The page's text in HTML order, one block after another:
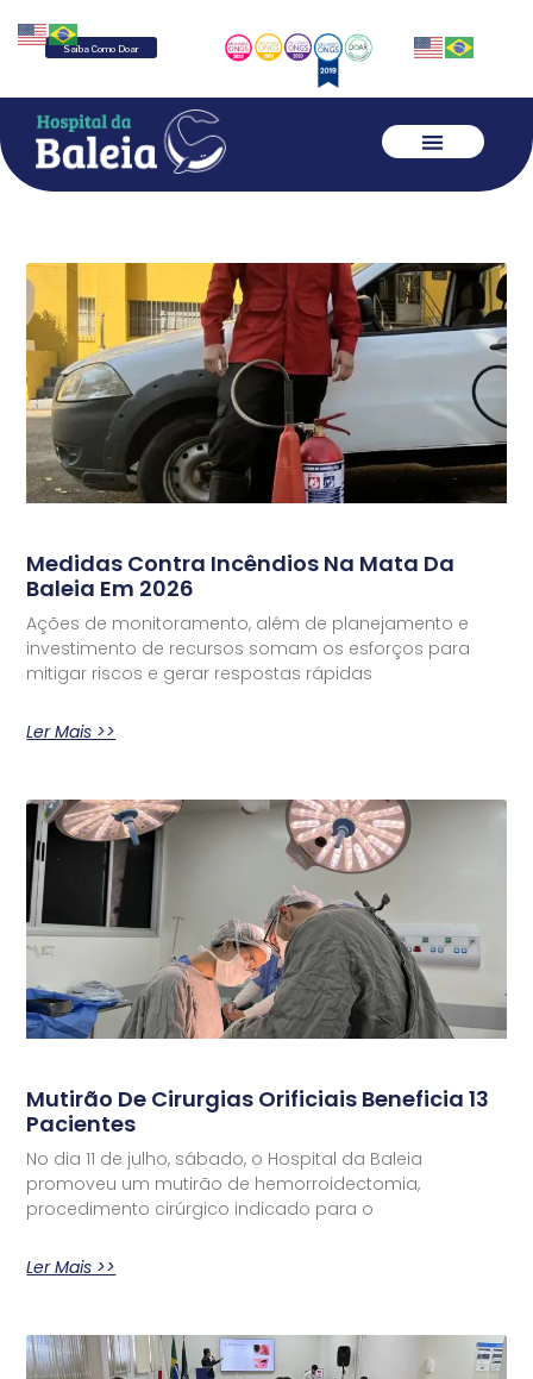
Saiba Como Doar
Medidas Contra Incêndios Na Mata Da
Baleia Em 2026
Ações de monitoramento, além de planejamento e
investimento de recursos somam os esforços para
mitigar riscos e gerar respostas rápidas
Ler Mais >>
Mutirão De Cirurgias Orificiais Beneficia 13
Pacientes
No dia 11 de julho, sábado, o Hospital da Baleia
promoveu um mutirão de hemorroidectomia,
procedimento cirúrgico indicado para o
Ler Mais >>